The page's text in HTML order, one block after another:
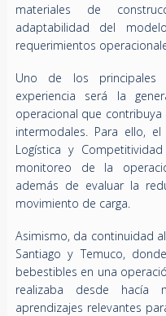
materiales de
adaptabilidad del
requerimientos
Uno de los principales
experiencia será la
operacional que
intermodales. Para ello,
Logística y Competitividad
monitoreo de la
además de evaluar la
movimiento de carga.
Asimismo, da continuidad
Santiago y Temuco,
bebestibles en una
realizaba desde hacía
aprendizajes relevantes